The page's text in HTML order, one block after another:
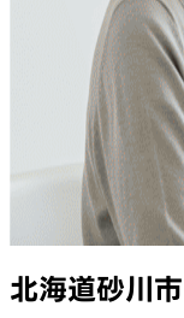
北海道砂川市